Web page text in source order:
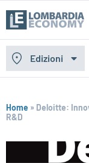
Edizioni
Home » Deloitte:
R&D